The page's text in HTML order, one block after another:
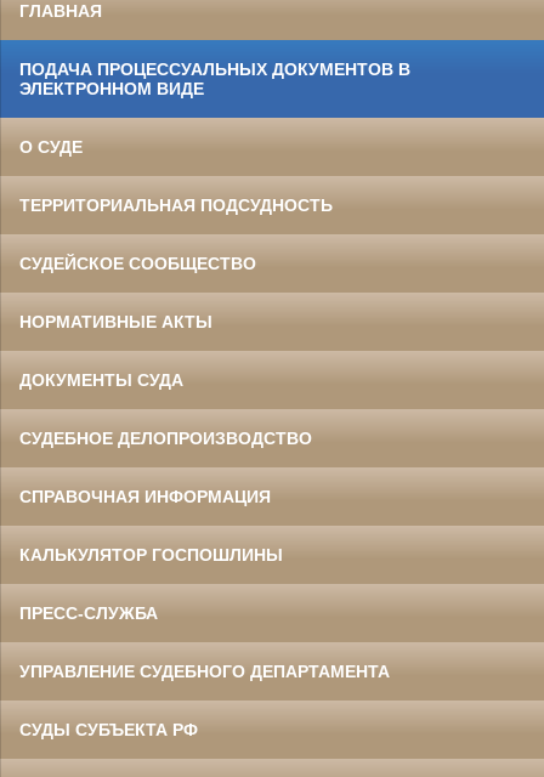
ГЛАВНАЯ
ПОДАЧА ПРОЦЕССУАЛЬНЫХ ДОКУМЕНТОВ В
ЭЛЕКТРОННОМ ВИДЕ
О СУДЕ
ТЕРРИТОРИАЛЬНАЯ ПОДСУДНОСТЬ
СУДЕЙСКОЕ СООБЩЕСТВО
НОРМАТИВНЫЕ АКТЫ
ДОКУМЕНТЫ СУДА
СУДЕБНОЕ ДЕЛОПРОИЗВОДСТВО
СПРАВОЧНАЯ ИНФОРМАЦИЯ
КАЛЬКУЛЯТОР ГОСПОШЛИНЫ
ПРЕСС-СЛУЖБА
УПРАВЛЕНИЕ СУДЕБНОГО ДЕПАРТАМЕНТА
СУДЫ СУБЪЕКТА РФ